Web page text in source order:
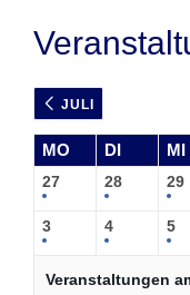
JULI
MO DI MI
27 28 29
3 4 5
Veranstaltungen